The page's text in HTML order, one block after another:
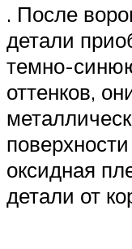
. После
детали
темно-
оттенков,
оксидная
детали от